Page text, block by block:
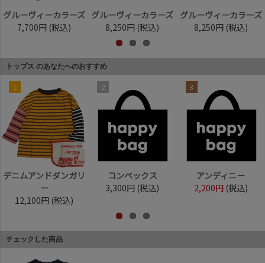
グルーヴィーカラーズ
7,700円 (税込)
グルーヴィーカラーズ
8,250円 (税込)
グルーヴィーカラーズ
8,250円 (税込)
トップス のあなたへのおすすめ
1
デニムアンドダンガリ
ー
12,100円 (税込)
2
コンベックス
3,300円 (税込)
3
アンディニー
2,200円 (税込)
チェックした商品